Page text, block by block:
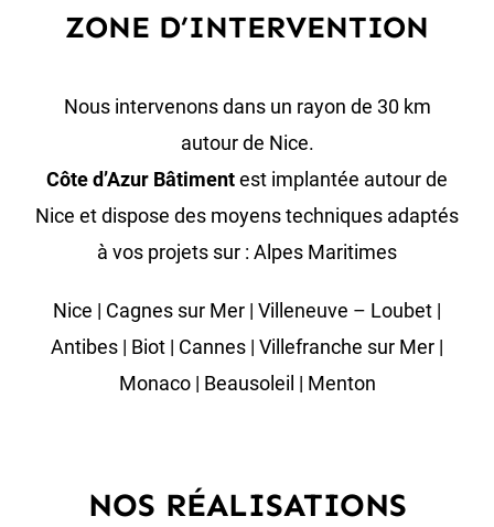
ZONE D’INTERVENTION
Nous intervenons dans un rayon de 30 km
autour de Nice.
Côte d’Azur Bâtimentest implantée autour de
Nice et dispose des moyens techniques adaptés
à vos projets sur : Alpes Maritimes
Nice | Cagnes sur Mer | Villeneuve – Loubet |
Antibes | Biot | Cannes | Villefranche sur Mer |
Monaco | Beausoleil | Menton
NOS RÉALISATIONS